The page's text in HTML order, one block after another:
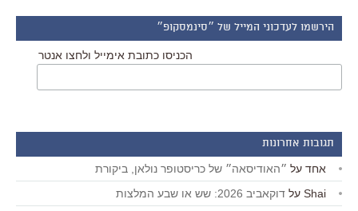
הירשמו לעדכוני המייל של ״סינמסקופ״
הכניסו כתובת אימייל ולחצו אנטר
תגובות אחרונות
אחד על ״האודיסאה״ של כריסטופר נולאן, ביקורת
Shai על דוקאביב 2026: שש או שבע המלצות